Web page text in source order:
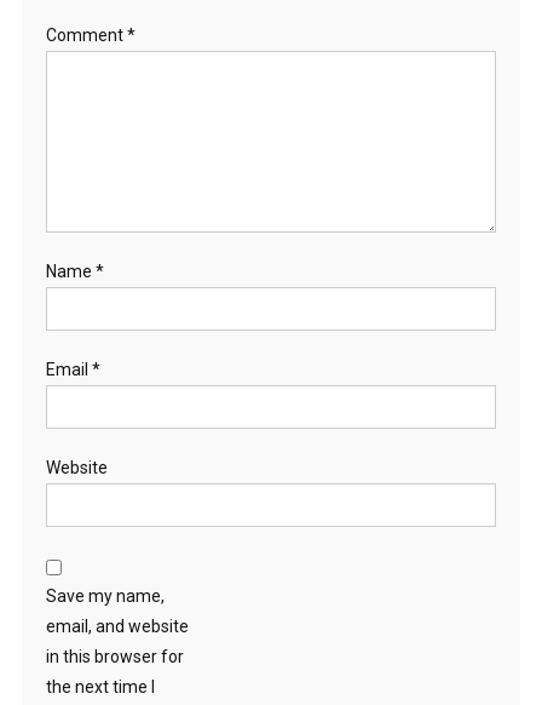
Comment*
Name *
Email *
Website
Save my name,
email, and website
in this browser for
the next time I